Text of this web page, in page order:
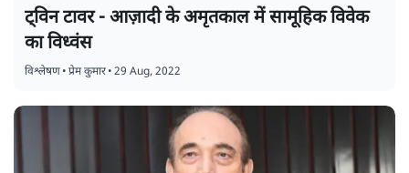
ट्विन टावर - आज़ादी के अमृतकाल में सामूहिक विवेक
का विध्वंस
विश्लेषण•प्रेम कुमार•29 Aug, 2022